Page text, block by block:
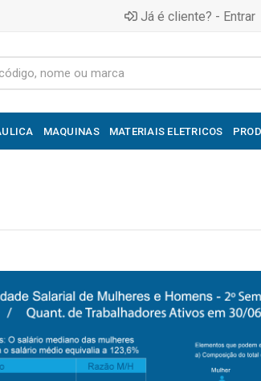
Já é cliente? - Entrar
MAQUINAS MATERIAIS ELETRICOS